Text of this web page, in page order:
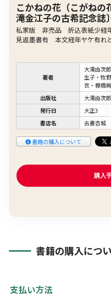
こかねの花（こがねの
滝金江子の古希記念
私家版 非売品 折込表紙少経
見返墨書有 本文経年ヤケ有れ
著者
大滝由次
生子・牧
衣・棚橋
出版社
大滝由次郎
発行日
大正3
書店名
古書杏城
書籍の購入について
書籍の購入につ
支払い方法